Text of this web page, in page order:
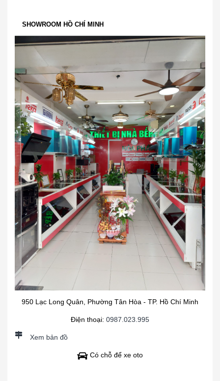
SHOWROOM HỒ CHÍ MINH
950 Lạc Long Quân, Phường Tân Hòa - TP. Hồ Chí Minh
Điện thoại: 0987.023.995
Xem bản đồ
Có chỗ để xe oto